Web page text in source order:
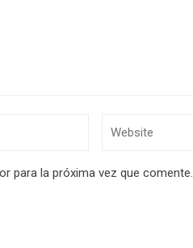
para la próxima vez que comente.